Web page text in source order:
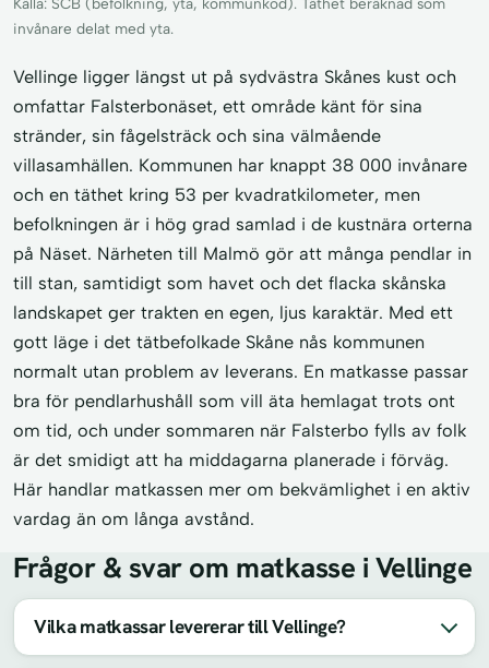
invånare delat med yta.
Vellinge ligger längst ut på sydvästra Skånes kust och
omfattar Falsterbonäset, ett område känt för sina
stränder, sin fågelsträck och sina välmående
villasamhällen. Kommunen har knappt 38 000 invånare
och en täthet kring 53 per kvadratkilometer, men
befolkningen är i hög grad samlad i de kustnära orterna
på Näset. Närheten till Malmö gör att många pendlar in
till stan, samtidigt som havet och det flacka skånska
landskapet ger trakten en egen, ljus karaktär. Med ett
gott läge i det tätbefolkade Skåne nås kommunen
normalt utan problem av leverans. En matkasse passar
bra för pendlarhushåll som vill äta hemlagat trots ont
om tid, och under sommaren när Falsterbo fylls av folk
är det smidigt att ha middagarna planerade i förväg.
Här handlar matkassen mer om bekvämlighet i en aktiv
vardag än om långa avstånd.
Frågor & svar om matkasse i Vellinge
Vilka matkassar levererar till Vellinge?